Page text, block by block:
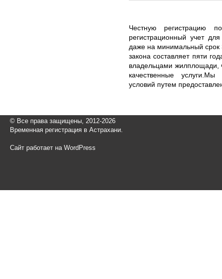
Честную регистрацию
регистрационный учет
даже на минимальный
закона составляет пяти
владельцами жилплощади,
качественные
условий путем
© Все права защищены, 2012-2026
Временная регистрация в Астрахани.
Сайт работает на WordPress